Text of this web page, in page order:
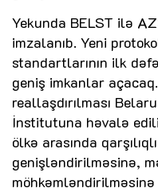
Yekunda BELST ilə
imzalanıb. Yeni
standartlarının ilk
geniş imkanlar
reallaşdırılması
İnstitutuna həvalə
ölkə arasında
genişləndirilməsinə,